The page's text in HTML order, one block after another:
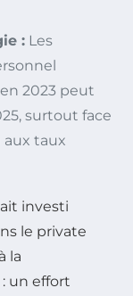
: Les
2023 peut
surtout face
aux taux
investi
le private
la
un effort